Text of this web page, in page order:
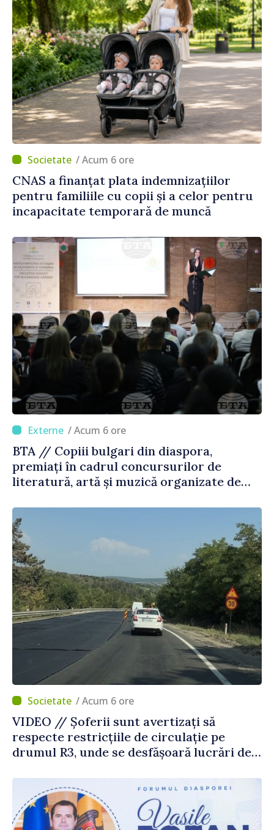
/ Acum 6 ore
CNAS a finanțat plata indemnizațiilor
pentru familiile cu copii și a celor pentru
incapacitate temporară de muncă
/ Acum 6 ore
BTA // Copiii bulgari din diaspora,
premiați în cadrul concursurilor de
literatură, artă și muzică organizate de
Străinătate
/ Acum 6 ore
VIDEO // Șoferii sunt avertizați să
respecte restricțiile de circulație pe
drumul R3, unde se desfășoară lucrări de